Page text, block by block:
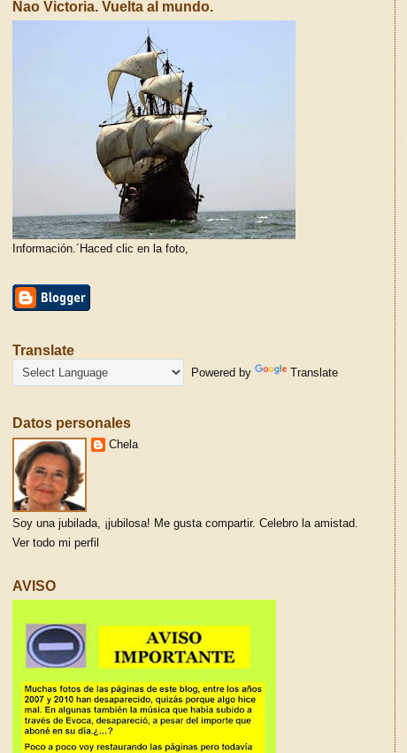
Nao Victoria. Vuelta al mundo.
Información.´Haced clic en la foto,
Translate
Powered by Translate
Datos personales
Chela
Soy una jubilada, ¡jubilosa! Me gusta compartir. Celebro la amistad.
Ver todo mi perfil
AVISO